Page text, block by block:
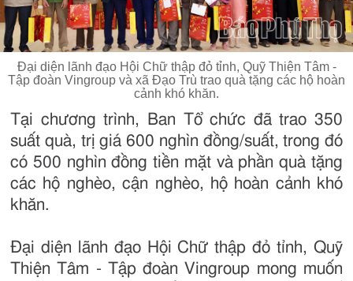
Đại diện lãnh đạo Hội Chữ thập đỏ tỉnh, Quỹ Thiện Tâm -
Tập đoàn Vingroup và xã Đạo Trù trao quà tặng các hộ hoàn
cảnh khó khăn.
Tại chương trình, Ban Tổ chức đã trao 350
suất quà, trị giá 600 nghìn đồng/suất, trong đó
có 500 nghìn đồng tiền mặt và phần quà tặng
các hộ nghèo, cận nghèo, hộ hoàn cảnh khó
khăn.
Đại diện lãnh đạo Hội Chữ thập đỏ tỉnh, Quỹ
Thiện Tâm - Tập đoàn Vingroup mong muốn